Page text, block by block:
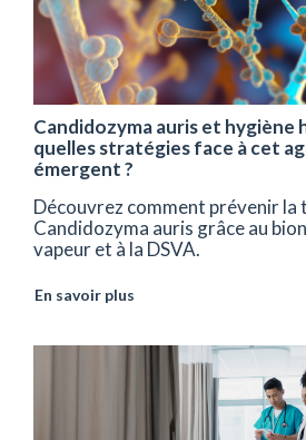
Candidozyma auris et hygiène
quelles stratégies face à cet
émergent ?
Découvrez comment prévenir la
Candidozyma auris grâce au
vapeur et à la DSVA.
En savoir plus